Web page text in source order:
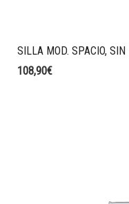
108,90€